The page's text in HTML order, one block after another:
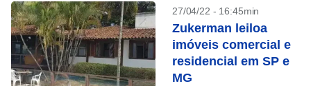
27/04/22 - 16:45min
Zukerman leiloa
imóveis comercial e
residencial em SP e
MG